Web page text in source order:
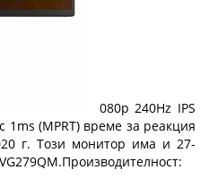
е 24.5-инчов 1080p 240Hz IPS
1ms (MPRT) време за реакция
г. Този монитор има и 27-